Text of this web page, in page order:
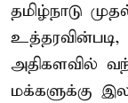
தமிழ்நாடு
அதிகளவில்
மக்களுக்கு